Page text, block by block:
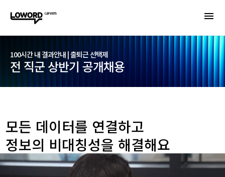
100시간 내 결과안내 | 출퇴근 선택제
전 직군 상반기 공개채용
모든 데이터를 연결하고
정보의 비대칭성을 해결해요